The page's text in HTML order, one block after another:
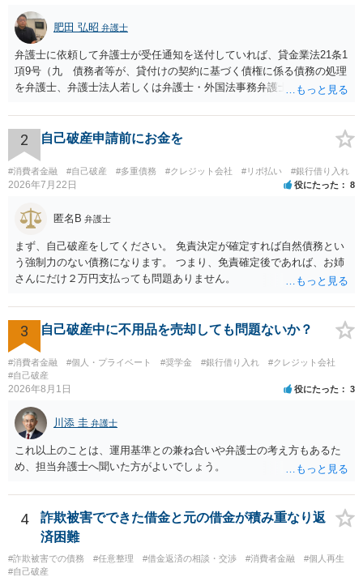
肥田 弘昭 弁護士
弁護士に依頼して弁護士が受任通知を送付していれば、貸金業法21条1
項9号（九 債務者等が、貸付けの契約に基づく債権に係る債務の処理
を弁護士、弁護士法人若しくは弁護士・外国法事務弁護士共同法人若
等」という。）に委託し、又はその処理のため必要な裁判所における
民事事件に関する手続をとり、弁護士等又は裁判所から書面によりそ
の旨の通知があつた場合において、正当な理由がないのに、債務者等
に対し、電話をかけ、電報を送達し、若しくはファクシミリ装置を用
いて送信し、又は訪問する方法により、当該債務を弁済することを要
かわらず、更にこれらの方法で当該債務を弁済することを要求するこ
処分申請、不退去罪が成立すれば警察に通報などの対応が考えられま
す。ご参考にしてください。
2 自己破産申請前にお金を
#消費者金融 #自己破産 #多重債務 #クレジット会社 #リボ払い #銀行借り入れ
2026年7月22日 役にたった 8
匿名B 弁護士
まず、自己破産をしてください。 免責決定が確定すれば自然債務とい
う強制力のない債務になります。 つまり、免責確定後であれば、お姉
さんにだけ２万円支払っても問題ありません。
3 自己破産中に不用品を売却しても問題ないか？
#消費者金融 #個人・プライベート #奨学金 #銀行借り入れ
#クレジット会社
#自己破産
2026年8月1日 役にたった 3
川添 圭 弁護士
これ以上のことは、運用基準との兼ね合いや弁護士の考え方もあるた
め、担当弁護士へ聞いた方がよいでしょう。
4
詐欺被害でできた借金と元の借金が積み重なり返
済困難
#詐欺被害での債務 #任意整理 #借金返済の相談・交渉 #消費者金融
#個人再生
#自己破産